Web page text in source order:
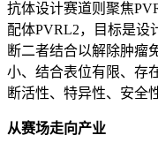
抗体设计赛道则聚焦
配体PVRL2，目标是设
断二者结合以解除肿瘤
小、结合表位有限、存
断活性、特异性、安全
从赛场走向产业